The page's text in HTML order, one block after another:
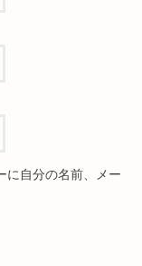
に自分の名前、メー